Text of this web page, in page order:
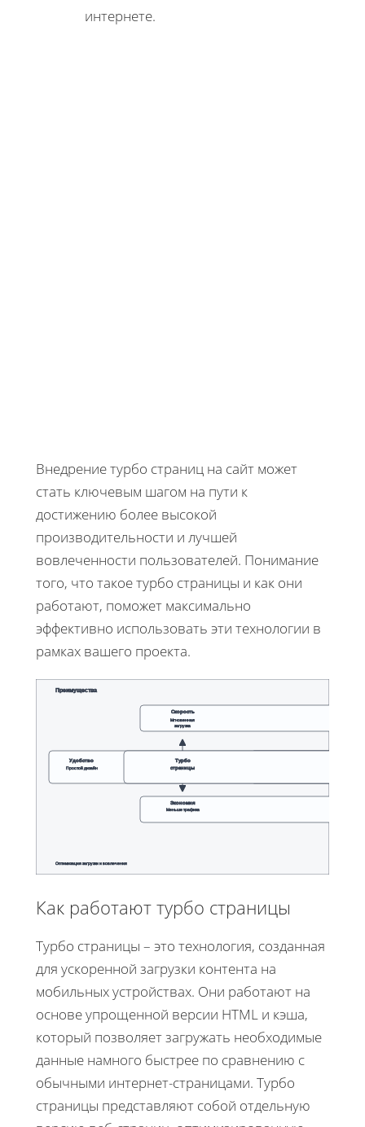
интернете.
Внедрение турбо страниц на сайт может
стать ключевым шагом на пути к
достижению более высокой
производительности и лучшей
вовлеченности пользователей. Понимание
того, что такое турбо страницы и как они
работают, поможет максимально
эффективно использовать эти технологии в
рамках вашего проекта.
Преимущества
Скорость
Мгновенная
загрузка
Экономия
Меньше трафика
Удобство
Простой дизайн
Турбо
страницы
Оптимизация загрузки и вовлечения
Как работают турбо страницы
Турбо страницы – это технология, созданная
для ускоренной загрузки контента на
мобильных устройствах. Они работают на
основе упрощенной версии HTML и кэша,
который позволяет загружать необходимые
данные намного быстрее по сравнению с
обычными интернет-страницами. Турбо
страницы представляют собой отдельную